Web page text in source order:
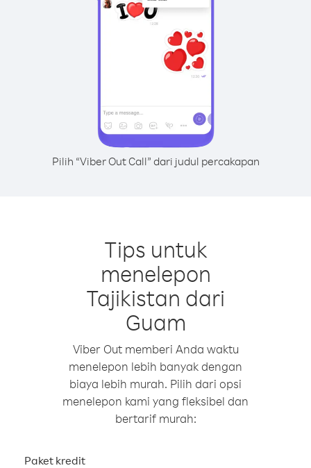
Pilih “Viber Out Call” dari judul percakapan
Tips untuk
menelepon
Tajikistan dari
Guam
Viber Out memberi Anda waktu
menelepon lebih banyak dengan
biaya lebih murah. Pilih dari opsi
menelepon kami yang fleksibel dan
bertarif murah:
Paket kredit